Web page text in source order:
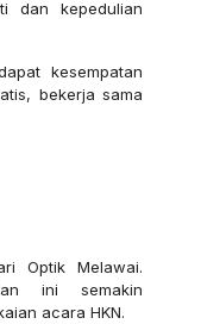
dan kepedulian
kesempatan
bekerja sama
Optik Melawai.
ini semakin
acara HKN.